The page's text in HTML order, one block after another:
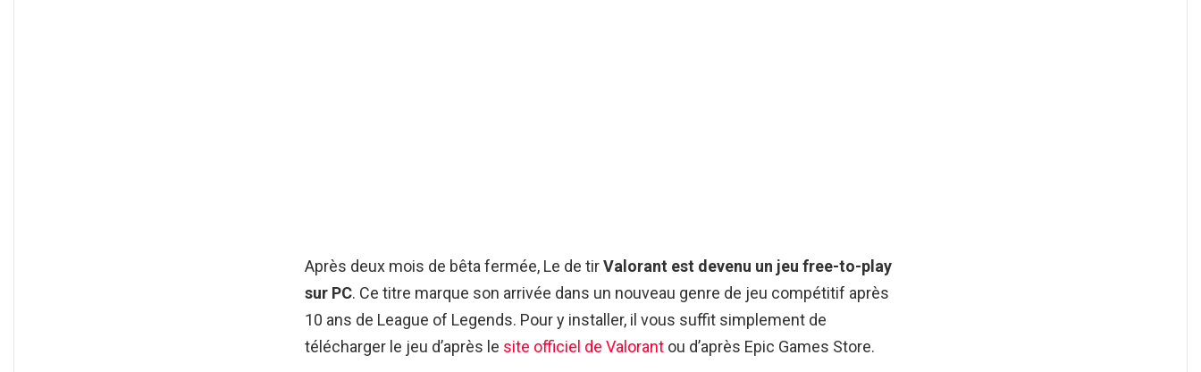
Après deux mois de bêta fermée, Le de tirValorant est devenu un jeu free-to-play
sur PC. Ce titre marque son arrivée dans un nouveau genre de jeu compétitif après
10 ans de League of Legends. Pour y installer, il vous suffit simplement de
télécharger le jeu d’après le site officiel de Valorant ou d’après Epic Games Store.